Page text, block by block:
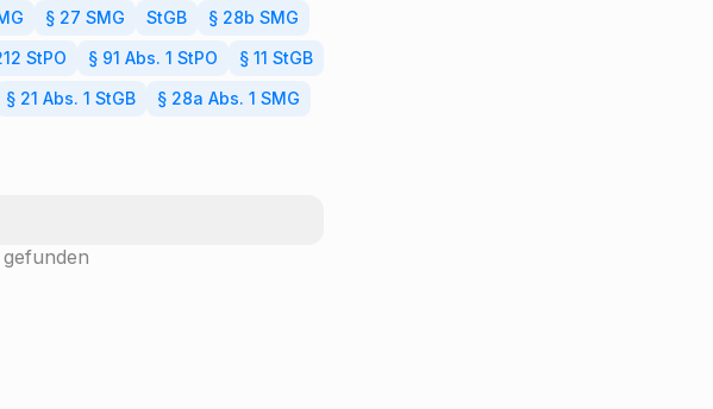
§ 27 SMG StGB § 28b SMG
StPO § 91 Abs. 1 StPO § 11 StGB
§ 21 Abs. 1 StGB § 28a Abs. 1 SMG
gefunden